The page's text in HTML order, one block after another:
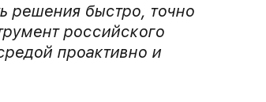
решения быстро, точно
российского
проактивно и